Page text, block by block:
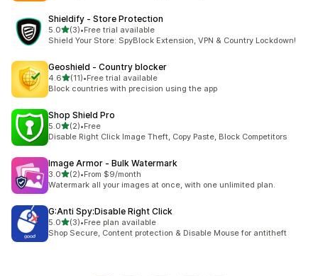
Shieldify ‑ Store Protection
5.0별 5개 중
(3)
총 리뷰 3개
•Free trial available
Shield Your Store: SpyBlock Extension, VPN & Country Lockdown!
Geoshield ‑ Country blocker
4.6별 5개 중
(11)
총 리뷰 11개
•Free trial available
Block countries with precision using the app
Shop Shield Pro
5.0별 5개 중
(2)
총 리뷰 2개
•Free
Disable Right Click Image Theft, Copy Paste, Block Competitors
Image Armor ‑ Bulk Watermark
3.0별 5개 중
(2)
총 리뷰 2개
•From $9/month
Watermark all your images at once, with one unlimited plan.
G:Anti Spy:Disable Right Click
5.0별 5개 중
(3)
총 리뷰 3개
•Free plan available
Shop Secure, Content protection & Disable Mouse for antitheft